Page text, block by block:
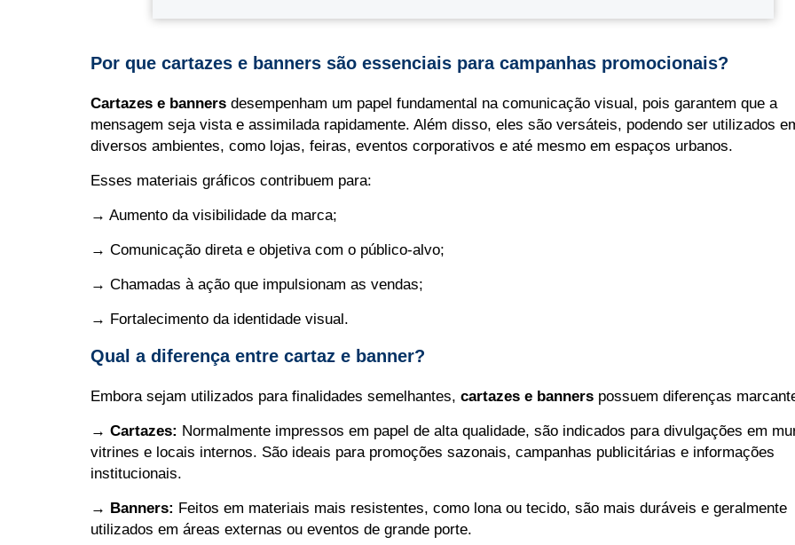
Por que cartazes e banners são essenciais para campanhas promocionais?
Cartazes e banners desempenham um papel fundamental na comunicação visual, pois garantem que a
mensagem seja vista e assimilada rapidamente. Além disso, eles são versáteis, podendo ser utilizados
diversos ambientes, como lojas, feiras, eventos corporativos e até mesmo em espaços urbanos.
Esses materiais gráficos contribuem para:
→ Aumento da visibilidade da marca;
→ Comunicação direta e objetiva com o público-alvo;
→ Chamadas à ação que impulsionam as vendas;
→ Fortalecimento da identidade visual.
Qual a diferença entre cartaz e banner?
Embora sejam utilizados para finalidades semelhantes, cartazes e banners possuem diferenças
→ Cartazes: Normalmente impressos em papel de alta qualidade, são indicados para divulgações em
vitrines e locais internos. São ideais para promoções sazonais, campanhas publicitárias e informações
institucionais.
→ Banners: Feitos em materiais mais resistentes, como lona ou tecido, são mais duráveis e geralmente
utilizados em áreas externas ou eventos de grande porte.